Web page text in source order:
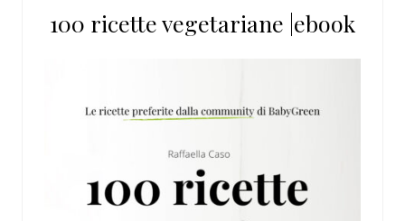
100 ricette vegetariane |ebook